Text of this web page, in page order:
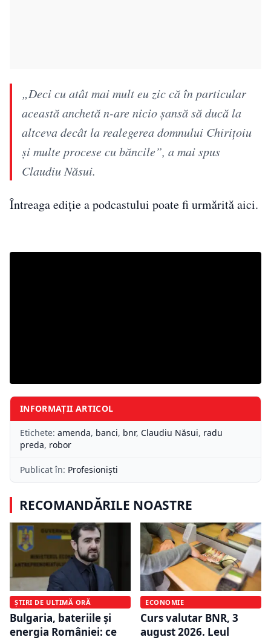
„Deci cu atât mai mult eu zic că în particular
această anchetă n-are nicio șansă să ducă la
altceva decât la realegerea domnului Chirițoiu
și multe procese cu băncile”, a mai spus
Claudiu Năsui.
Întreaga ediție a podcastului poate fi urmărită aici.
INFORMAȚII ARTICOL
Etichete: amenda, banci, bnr, Claudiu Năsui, radu
preda, robor
Publicat în: Profesioniști
RECOMANDĂRILE NOASTRE
ȘTIRI DE ULTIMĂ ORĂ
Bulgaria, bateriile și
energia României: ce
ECONOMIE
Curs valutar BNR, 3
august 2026. Leul